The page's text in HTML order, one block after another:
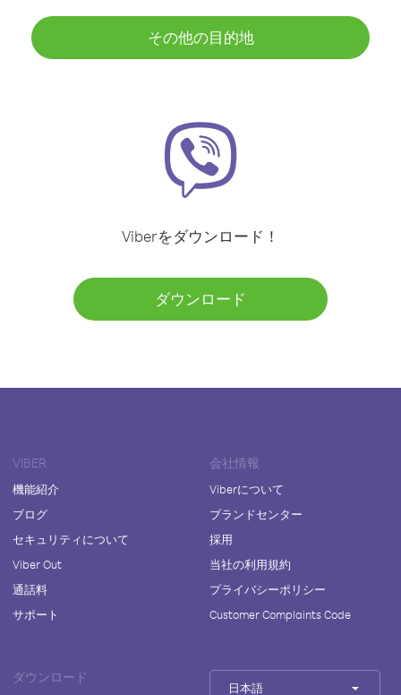
その他の目的地
Viberをダウンロード！
ダウンロード
VIBER
機能紹介
ブログ
セキュリティについて
Viber Out
通話料
サポート
会社情報
Viberについて
ブランドセンター
採用
当社の利用規約
プライバシーポリシー
Customer Complaints Code
ダウンロード
日本語